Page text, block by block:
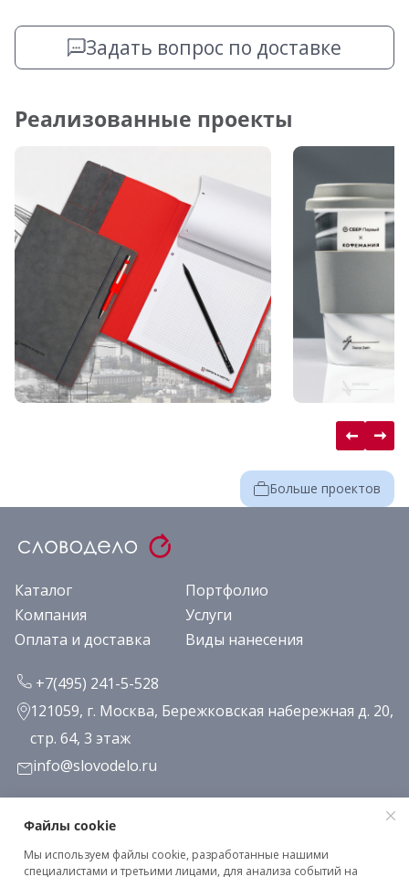
Задать вопрос по доставке
Реализованные проекты
Больше проектов
Каталог
Портфолио
Компания
Услуги
Оплата и доставка
Виды нанесения
+7(495) 241-5-528
121059, г. Москва, Бережковская набережная д. 20,
стр. 64, 3 этаж
info@slovodelo.ru
Заказать звонок
Подписаться на рассылку
Файлы cookie
Мы используем файлы cookie, разработанные нашими
специалистами и третьими лицами, для анализа событий на